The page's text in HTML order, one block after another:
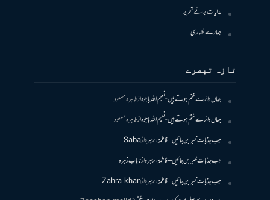
ہدایات برائے تحریر
ہمارے لکھاری
تازہ تبصرے
جہاں دائرے ختم ہوتے ہیں- نعیم اللہ باجوہازطاہرہ مسعود
جہاں دائرے ختم ہوتے ہیں- نعیم اللہ باجوہازطاہرہ مسعود
جب جذبات خبر بن جائیں – فاطمۃالزہرہازSaba
جب جذبات خبر بن جائیں – فاطمۃالزہرہازنایاب زہرہ
جب جذبات خبر بن جائیں – فاطمۃالزہرہازZahra khan